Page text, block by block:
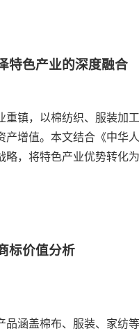
特色产业的深度融合
重镇，以棉纺织、服装加
产增值。本文结合《中华
，将特色产业优势转化
标价值分析
涵盖棉布、服装、家纺